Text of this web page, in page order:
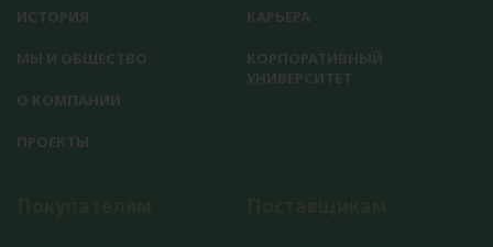
ИСТОРИЯ
МЫ И ОБЩЕСТВО
О КОМПАНИИ
ПРОЕКТЫ
КАРЬЕРА
КОРПОРАТИВНЫЙ
УНИВЕРСИТЕТ